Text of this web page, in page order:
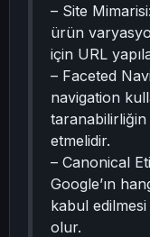
– Site
ürün
için URL
– Faceted
navigation
taranabilirliğin
etmelidir.
– Canonical
Google’ın
kabul edilmesi
olur.